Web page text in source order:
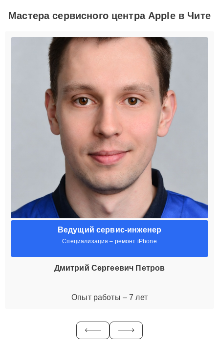
Мастера сервисного центра Apple в Чите
Ведущий сервис-инженер
Специализация – ремонт iPhone
Дмитрий Сергеевич Петров
Опыт работы – 7 лет